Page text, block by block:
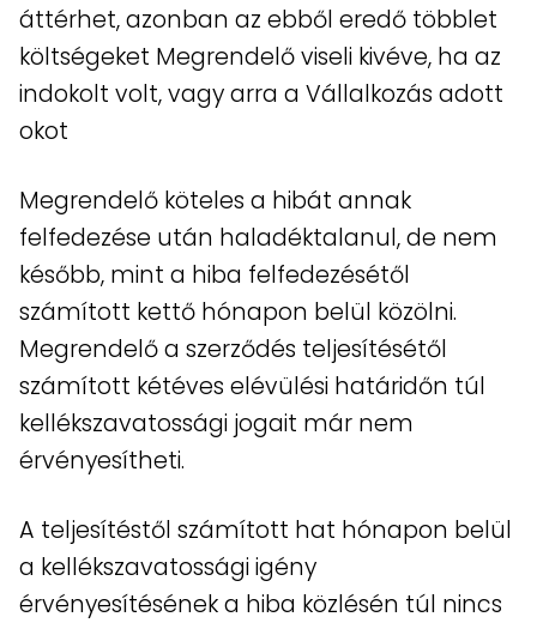
áttérhet, azonban az ebből eredő többlet
költségeket Megrendelő viseli kivéve, ha az
indokolt volt, vagy arra a Vállalkozás adott
okot
Megrendelő köteles a hibát annak
felfedezése után haladéktalanul, de nem
később, mint a hiba felfedezésétől
számított kettő hónapon belül közölni.
Megrendelő a szerződés teljesítésétől
számított kétéves elévülési határidőn túl
kellékszavatossági jogait már nem
érvényesítheti.
A teljesítéstől számított hat hónapon belül
a kellékszavatossági igény
érvényesítésének a hiba közlésén túl nincs